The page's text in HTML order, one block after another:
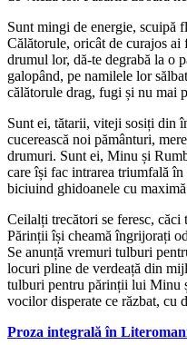
Sunt mingi de energie, scuipă
Călătorule, oricât de curajos ai
drumul lor, dă-te degrabă la o
galopând, pe namilele lor
călătorule drag, fugi și nu mai
Sunt ei, tătarii, viteji sosiți din
cucerească noi pământuri,
drumuri. Sunt ei, Minu și
care își fac intrarea triumfală
biciuind ghidoanele cu
Ceilalți trecători se feresc,
Părinții își cheamă îngrijorați
Se anunță vremuri tulburi
locuri pline de verdeață din
tulburi pentru părinții lui Minu
vocilor disperate ce răzbat, cu
Proza integrală în